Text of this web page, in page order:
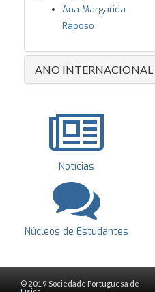
Ana Margarida
Raposo
ANO INTERNACIONAL
Notícias
Núcleos de Estudantes
© 2019 Sociedade Portuguesa de